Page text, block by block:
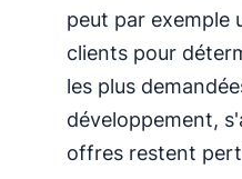
peut par exemple
clients pour
les plus
développement,
offres restent